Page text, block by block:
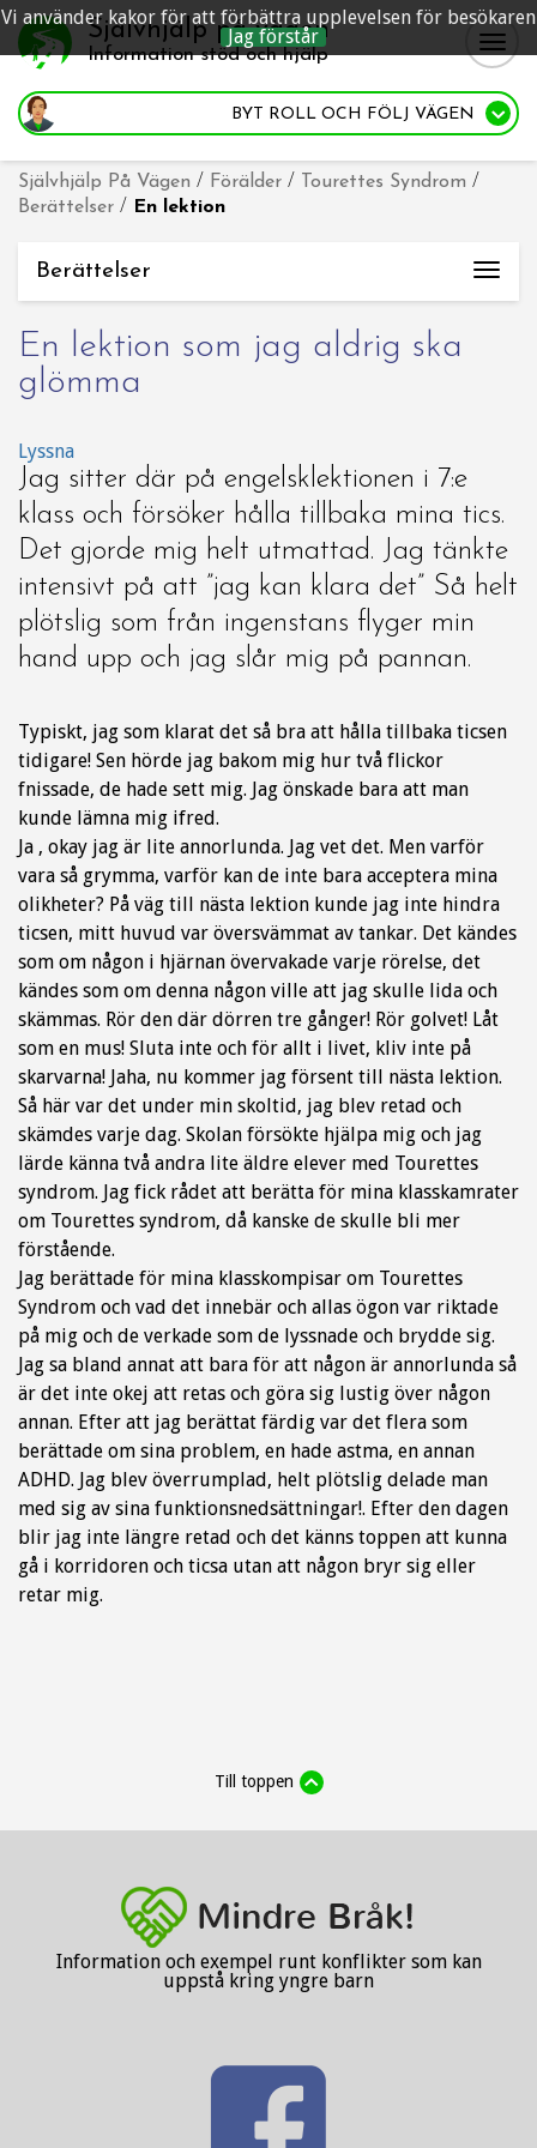
Vi använder kakor för att förbättra upplevelsen för besökaren
Jag förstår
Självhjälp på vägen
Information stöd och hjälp
BYT ROLL OCH FÖLJ VÄGEN
Självhjälp På Vägen / Förälder / Tourettes Syndrom /
Berättelser / En lektion
Berättelser
En lektion som jag aldrig ska
glömma
Lyssna
Jag sitter där på engelsklektionen i 7:e
klass och försöker hålla tillbaka mina tics.
Det gjorde mig helt utmattad. Jag tänkte
intensivt på att ”jag kan klara det” Så helt
plötslig som från ingenstans flyger min
hand upp och jag slår mig på pannan.
Typiskt, jag som klarat det så bra att hålla tillbaka ticsen
tidigare! Sen hörde jag bakom mig hur två flickor
fnissade, de hade sett mig. Jag önskade bara att man
kunde lämna mig ifred.
Ja , okay jag är lite annorlunda. Jag vet det. Men varför
vara så grymma, varför kan de inte bara acceptera mina
olikheter? På väg till nästa lektion kunde jag inte hindra
ticsen, mitt huvud var översvämmat av tankar. Det kändes
som om någon i hjärnan övervakade varje rörelse, det
kändes som om denna någon ville att jag skulle lida och
skämmas. Rör den där dörren tre gånger! Rör golvet! Låt
som en mus! Sluta inte och för allt i livet, kliv inte på
skarvarna! Jaha, nu kommer jag försent till nästa lektion.
Så här var det under min skoltid, jag blev retad och
skämdes varje dag. Skolan försökte hjälpa mig och jag
lärde känna två andra lite äldre elever med Tourettes
syndrom. Jag fick rådet att berätta för mina klasskamrater
om Tourettes syndrom, då kanske de skulle bli mer
förstående.
Jag berättade för mina klasskompisar om Tourettes
Syndrom och vad det innebär och allas ögon var riktade
på mig och de verkade som de lyssnade och brydde sig.
Jag sa bland annat att bara för att någon är annorlunda så
är det inte okej att retas och göra sig lustig över någon
annan. Efter att jag berättat färdig var det flera som
berättade om sina problem, en hade astma, en annan
ADHD. Jag blev överrumplad, helt plötslig delade man
med sig av sina funktionsnedsättningar!. Efter den dagen
blir jag inte längre retad och det känns toppen att kunna
gå i korridoren och ticsa utan att någon bryr sig eller
retar mig.
Till toppen
Information och exempel runt konflikter som kan
uppstå kring yngre barn